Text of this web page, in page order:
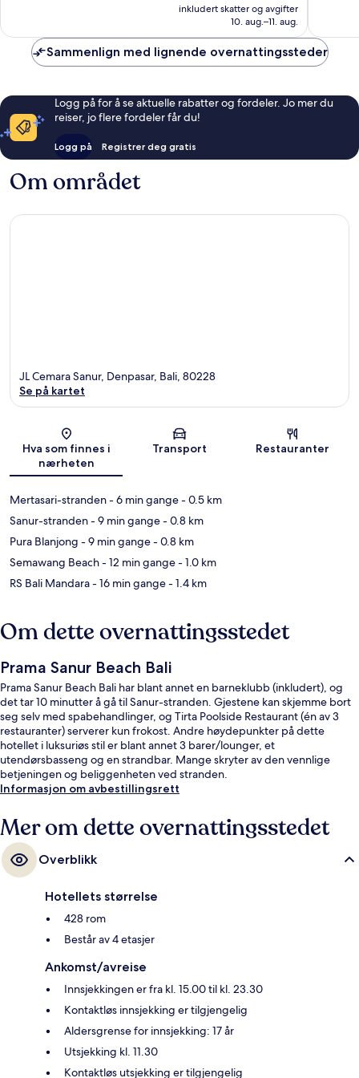
anmeldelser
824 kr
inkludert skatter og avgifter
10. aug.–11. aug.
Sammenlign med lignende overnattingssteder
Logg på for å se aktuelle rabatter og fordeler. Jo mer du
reiser, jo flere fordeler får du!
Logg på Registrer deg gratis
Om området
Kart
JL Cemara Sanur, Denpasar, Bali, 80228
Se på kartet
Hva som finnes i
nærheten
Transport Restauranter
Mertasari-stranden- 6 min gange- 0.5 km
Sanur-stranden- 9 min gange- 0.8 km
Pura Blanjong - 9 min gange- 0.8 km
Semawang Beach- 12 min gange- 1.0 km
RS Bali Mandara- 16 min gange- 1.4 km
Om dette overnattingsstedet
Prama Sanur Beach Bali
Prama Sanur Beach Bali har blant annet en barneklubb (inkludert), og
det tar 10 minutter å gå til Sanur-stranden. Gjestene kan skjemme bort
seg selv med spabehandlinger, og Tirta Poolside Restaurant (én av 3
restauranter) serverer kun frokost. Andre høydepunkter på dette
hotellet i luksuriøs stil er blant annet 3 barer/lounger, et
utendørsbasseng og en strandbar. Mange skryter av den vennlige
betjeningen og beliggenheten ved stranden.
Informasjon om avbestillingsrett
Mer om dette overnattingsstedet
Overblikk
Hotellets størrelse
428 rom
Består av 4 etasjer
Ankomst/avreise
Innsjekkingen er fra kl. 15.00 til kl. 23.30
Kontaktløs innsjekking er tilgjengelig
Aldersgrense for innsjekking: 17 år
Utsjekking kl. 11.30
Kontaktløs utsjekking er tilgjengelig